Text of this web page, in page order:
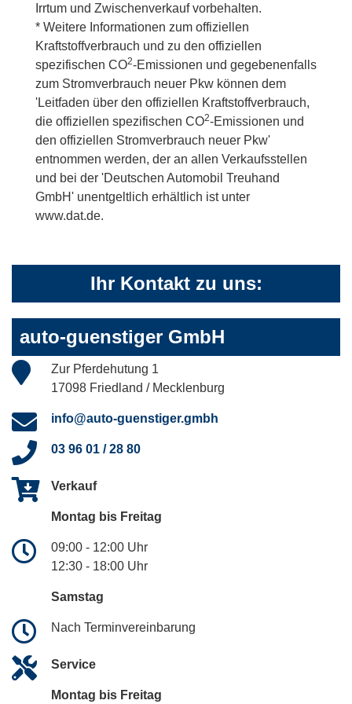
Irrtum und Zwischenverkauf vorbehalten.
* Weitere Informationen zum offiziellen
Kraftstoffverbrauch und zu den offiziellen
spezifischen CO2-Emissionen und gegebenenfalls
zum Stromverbrauch neuer Pkw können dem
'Leitfaden über den offiziellen Kraftstoffverbrauch,
die offiziellen spezifischen CO2-Emissionen und
den offiziellen Stromverbrauch neuer Pkw'
entnommen werden, der an allen Verkaufsstellen
und bei der 'Deutschen Automobil Treuhand
GmbH' unentgeltlich erhältlich ist unter
www.dat.de.
Ihr Kontakt zu uns:
auto-guenstiger GmbH
Zur Pferdehutung 1
17098 Friedland / Mecklenburg
info@auto-guenstiger.gmbh
03 96 01 / 28 80
Verkauf
Montag bis Freitag
09:00 - 12:00 Uhr
12:30 - 18:00 Uhr
Samstag
Nach Terminvereinbarung
Service
Montag bis Freitag